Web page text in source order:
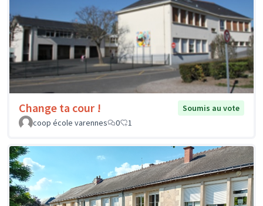
Change ta cour !
Soumis au vote
coop école varennes
0 1